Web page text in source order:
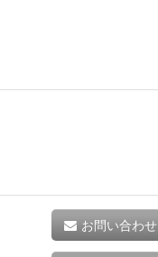
お問い合わせ